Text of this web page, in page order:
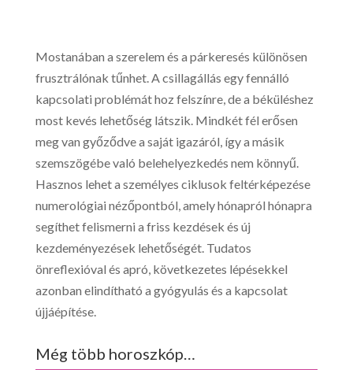
Mostanában a szerelem és a párkeresés különösen
frusztrálónak tűnhet. A csillagállás egy fennálló
kapcsolati problémát hoz felszínre, de a béküléshez
most kevés lehetőség látszik. Mindkét fél erősen
meg van győződve a saját igazáról, így a másik
szemszögébe való belehelyezkedés nem könnyű.
Hasznos lehet a személyes ciklusok feltérképezése
numerológiai nézőpontból, amely hónapról hónapra
segíthet felismerni a friss kezdések és új
kezdeményezések lehetőségét. Tudatos
önreflexióval és apró, következetes lépésekkel
azonban elindítható a gyógyulás és a kapcsolat
újjáépítése.
Még több horoszkóp…